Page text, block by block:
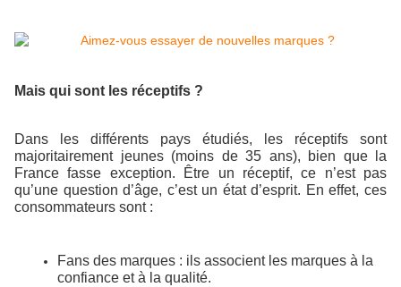
Mais qui sont les réceptifs ?
Dans les différents pays étudiés, les réceptifs sont
majoritairement jeunes (moins de 35 ans), bien que la
France fasse exception. Être un réceptif, ce n’est pas
qu’une question d’âge, c’est un état d’esprit. En effet, ces
consommateurs sont :
Fans des marques : ils associent les marques à la
confiance et à la qualité.